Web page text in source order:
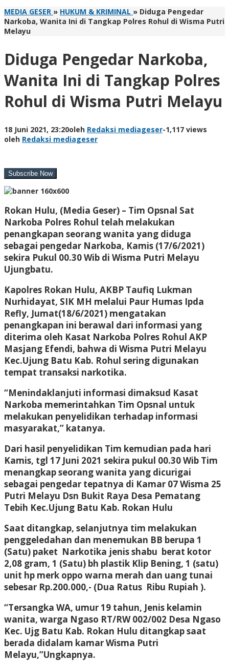
MEDIA GESER » HUKUM & KRIMINAL » Diduga Pengedar
Narkoba, Wanita Ini di Tangkap Polres Rohul di Wisma Putri
Melayu
Diduga Pengedar Narkoba,
Wanita Ini di Tangkap Polres
Rohul di Wisma Putri Melayu
18 Juni 2021, 23:20oleh Redaksi mediageser-1,117 views
oleh Redaksi mediageser
Rokan Hulu, (Media Geser) – Tim Opsnal Sat
Narkoba Polres Rohul telah melakukan
penangkapan seorang wanita yang diduga
sebagai pengedar Narkoba, Kamis (17/6/2021)
sekira Pukul 00.30 Wib di Wisma Putri Melayu
Ujungbatu.
Kapolres Rokan Hulu, AKBP Taufiq Lukman
Nurhidayat, SIK MH melalui Paur Humas Ipda
Refly, Jumat(18/6/2021) mengatakan
penangkapan ini berawal dari informasi yang
diterima oleh Kasat Narkoba Polres Rohul AKP
Masjang Efendi, bahwa di Wisma Putri Melayu
Kec.Ujung Batu Kab. Rohul sering digunakan
tempat transaksi narkotika.
“Menindaklanjuti informasi dimaksud Kasat
Narkoba memerintahkan Tim Opsnal untuk
melakukan penyelidikan terhadap informasi
masyarakat,” katanya.
Dari hasil penyelidikan Tim kemudian pada hari
Kamis, tgl 17 Juni 2021 sekira pukul 00.30 Wib Tim
menangkap seorang wanita yang dicurigai
sebagai pengedar tepatnya di Kamar 07 Wisma 25
Putri Melayu Dsn Bukit Raya Desa Pematang
Tebih Kec.Ujung Batu Kab. Rokan Hulu
Saat ditangkap, selanjutnya tim melakukan
penggeledahan dan menemukan BB berupa 1
(Satu) paket Narkotika jenis shabu berat kotor
2,08 gram, 1 (Satu) bh plastik Klip Bening, 1 (satu)
unit hp merk oppo warna merah dan uang tunai
sebesar Rp.200.000,- (Dua Ratus Ribu Rupiah ).
“Tersangka WA, umur 19 tahun, Jenis kelamin
wanita, warga Ngaso RT/RW 002/002 Desa Ngaso
Kec. Ujg Batu Kab. Rokan Hulu ditangkap saat
berada didalam kamar Wisma Putri
Melayu,”Ungkapnya.